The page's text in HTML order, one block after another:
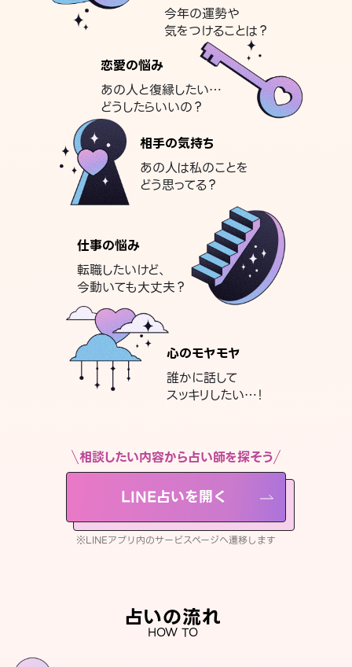
今年の運勢や
気をつけることは？
恋愛の悩み
あの人と復縁したい…
どうしたらいいの？
相手の気持ち
あの人は私のことを
どう思ってる？
仕事の悩み
転職したいけど、
今動いても大丈夫？
心のモヤモヤ
誰かに話して
スッキリしたい…！
相談したい内容から占い師を探そう
LINE占いを開く
※LINEアプリ内のサービスページへ遷移します
占いの流れ
HOW TO